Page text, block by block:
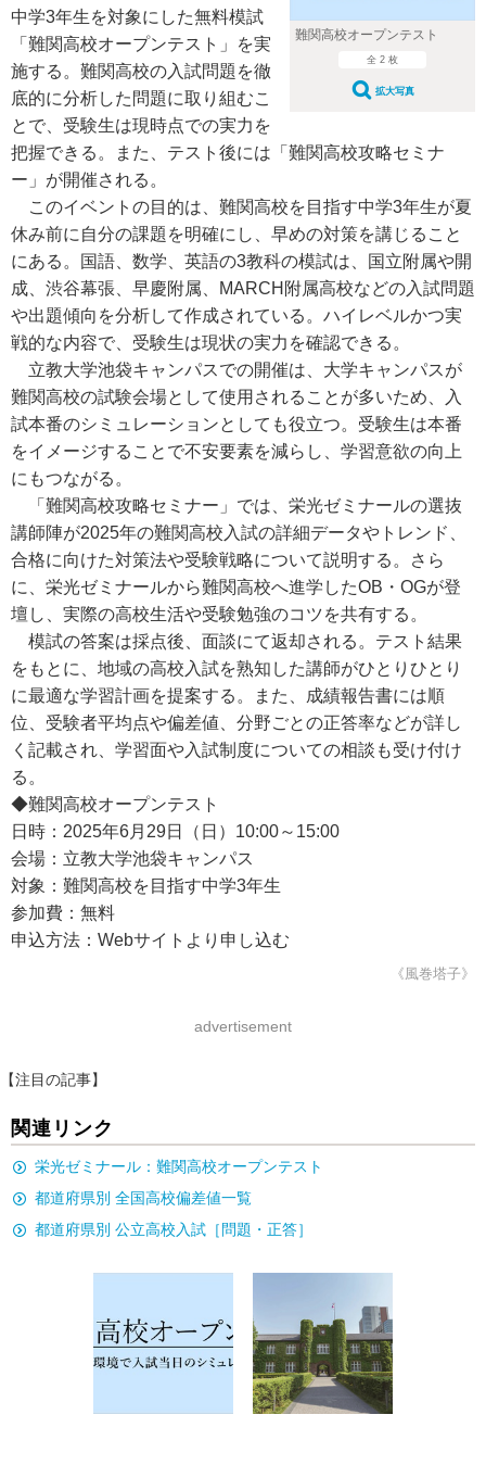
難関高校オープンテスト
全 2 枚
拡大写真
中学3年生を対象にした無料模試
「難関高校オープンテスト」を実
施する。難関高校の入試問題を徹
底的に分析した問題に取り組むこ
とで、受験生は現時点での実力を
把握できる。また、テスト後には「難関高校攻略セミナ
ー」が開催される。
このイベントの目的は、難関高校を目指す中学3年生が夏
休み前に自分の課題を明確にし、早めの対策を講じること
にある。国語、数学、英語の3教科の模試は、国立附属や開
成、渋谷幕張、早慶附属、MARCH附属高校などの入試問題
や出題傾向を分析して作成されている。ハイレベルかつ実
戦的な内容で、受験生は現状の実力を確認できる。
立教大学池袋キャンパスでの開催は、大学キャンパスが
難関高校の試験会場として使用されることが多いため、入
試本番のシミュレーションとしても役立つ。受験生は本番
をイメージすることで不安要素を減らし、学習意欲の向上
にもつながる。
「難関高校攻略セミナー」では、栄光ゼミナールの選抜
講師陣が2025年の難関高校入試の詳細データやトレンド、
合格に向けた対策法や受験戦略について説明する。さら
に、栄光ゼミナールから難関高校へ進学したOB・OGが登
壇し、実際の高校生活や受験勉強のコツを共有する。
模試の答案は採点後、面談にて返却される。テスト結果
をもとに、地域の高校入試を熟知した講師がひとりひとり
に最適な学習計画を提案する。また、成績報告書には順
位、受験者平均点や偏差値、分野ごとの正答率などが詳し
く記載され、学習面や入試制度についての相談も受け付け
る。
◆難関高校オープンテスト
日時：2025年6月29日（日）10:00～15:00
会場：立教大学池袋キャンパス
対象：難関高校を目指す中学3年生
参加費：無料
申込方法：Webサイトより申し込む
《風巻塔子》
advertisement
【注目の記事】
関連リンク
栄光ゼミナール：難関高校オープンテスト
都道府県別 全国高校偏差値一覧
都道府県別 公立高校入試［問題・正答］